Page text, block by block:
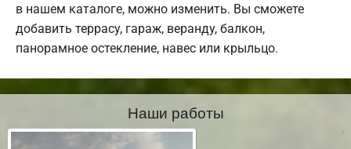
в нашем каталоге, можно изменить. Вы сможете
добавить террасу, гараж, веранду, балкон,
панорамное остекление, навес или крыльцо.
Наши работы